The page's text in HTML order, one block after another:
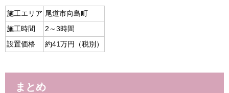
施工エリア 尾道市向島町
施工時間
2～3時間
設置価格
約41万円（税別）
まとめ